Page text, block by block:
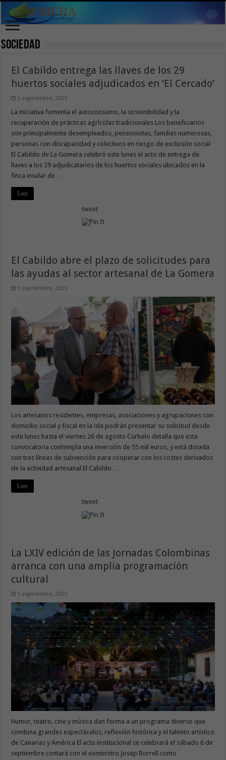
Sociedad
El Cabildo entrega las llaves de los 29
huertos sociales adjudicados en ‘El Cercado’
2 septiembre, 2025
La iniciativa fomenta el autoconsumo, la sostenibilidad y la
recuperación de prácticas agrícolas tradicionales Los beneficiarios
son principalmente desempleados, pensionistas, familias numerosas,
personas con discapacidad y colectivos en riesgo de exclusión social
El Cabildo de La Gomera celebró este lunes el acto de entrega de
llaves a los 29 adjudicatarios de los huertos sociales ubicados en la
finca insular de …
Leer
tweet
El Cabildo abre el plazo de solicitudes para
las ayudas al sector artesanal de La Gomera
1 septiembre, 2025
Los artesanos residentes, empresas, asociaciones y agrupaciones con
domicilio social y fiscal en la isla podrán presentar su solicitud desde
este lunes hasta el viernes 26 de agosto Curbelo detalla que esta
convocatoria contempla una inversión de 55 mil euros, y está dotada
con tres líneas de subvención para cooperar con los costes derivados
de la actividad artesanal El Cabildo …
Leer
tweet
La LXIV edición de las Jornadas Colombinas
arranca con una amplia programación
cultural
1 septiembre, 2025
Humor, teatro, cine y música dan forma a un programa diverso que
combina grandes espectáculos, reflexión histórica y el talento artístico
de Canarias y América El acto institucional se celebrará el sábado 6 de
septiembre contará con el exministro Josep Borrell como